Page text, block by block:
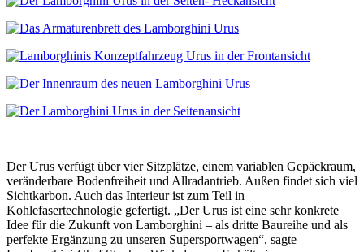
Der Urus verfügt über vier Sitzplätze, einem variablen Gepäckraum,
veränderbare Bodenfreiheit und Allradantrieb. Außen findet sich viel
Sichtkarbon. Auch das Interieur ist zum Teil in
Kohlefasertechnologie gefertigt. „Der Urus ist eine sehr konkrete
Idee für die Zukunft von Lamborghini – als dritte Baureihe und als
perfekte Ergänzung zu unseren Supersportwagen“, sagte